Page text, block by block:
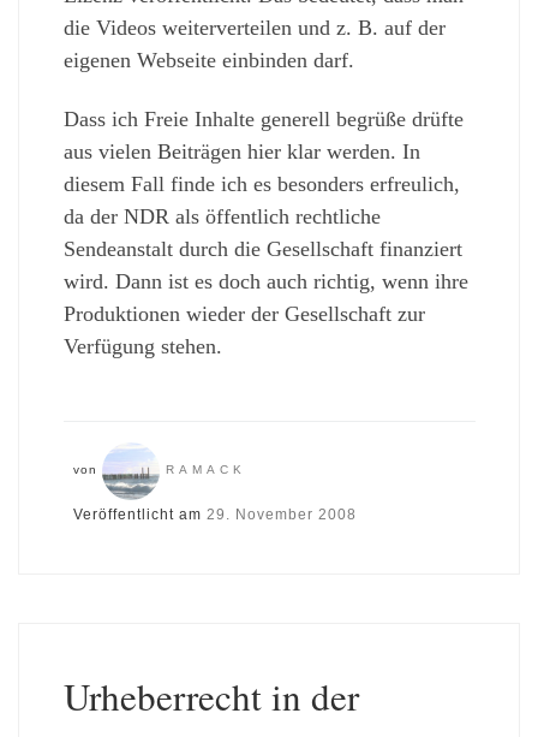
die Videos weiterverteilen und z. B. auf der
eigenen Webseite einbinden darf.
Dass ich Freie Inhalte generell begrüße drüfte
aus vielen Beiträgen hier klar werden. In
diesem Fall finde ich es besonders erfreulich,
da der NDR als öffentlich rechtliche
Sendeanstalt durch die Gesellschaft finanziert
wird. Dann ist es doch auch richtig, wenn ihre
Produktionen wieder der Gesellschaft zur
Verfügung stehen.
von RAMACK
Veröffentlicht am 29. November 2008
Urheberrecht in der